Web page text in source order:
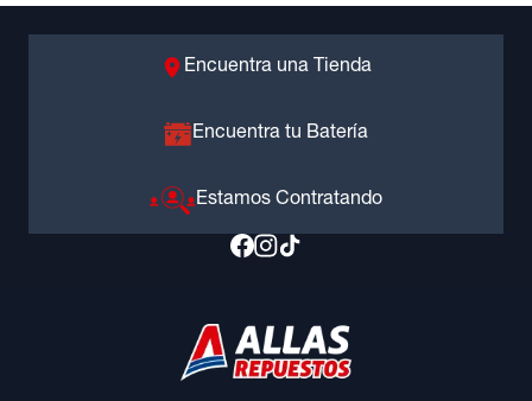
Encuentra una Tienda
Encuentra tu Batería
Estamos Contratando